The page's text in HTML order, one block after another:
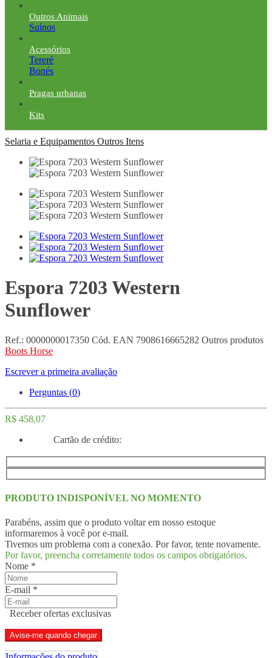
Outros Animais
Suínos
Acessórios
Tereré
Bonés
Pragas urbanas
Kits
Selaria e Equipamentos Outros Itens
Espora 7203 Western
Sunflower
Ref.: 0000000017350 Cód. EAN 7908616665282 Outros produtos
Boots Horse
Escrever a primeira avaliação
Perguntas (0)
R$ 458,07
Cartão de crédito:
PRODUTO INDISPONÍVEL NO MOMENTO
Parabéns, assim que o produto voltar em nosso estoque
informaremos à você por e-mail.
Tivemos um problema com a conexão. Por favor, tente novamente.
Por favor, preencha corretamente todos os campos obrigatórios.
Nome *
E-mail *
Receber ofertas exclusivas
Avise-me quando chegar